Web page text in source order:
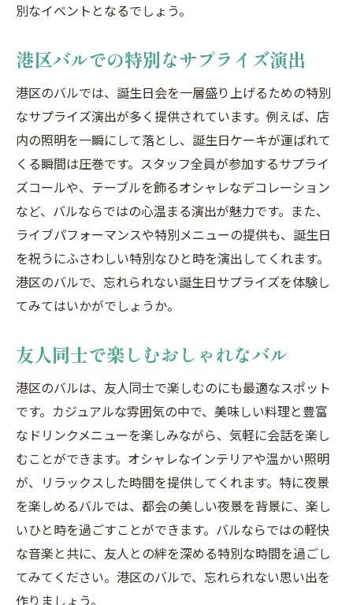
別なイベントとなるでしょう。
港区バルでの特別なサプライズ演出
港区のバルでは、誕生日会を一層盛り上げるための特別
なサプライズ演出が多く提供されています。例えば、店
内の照明を一瞬にして落とし、誕生日ケーキが運ばれて
くる瞬間は圧巻です。スタッフ全員が参加するサプライ
ズコールや、テーブルを飾るオシャレなデコレーション
など、バルならではの心温まる演出が魅力です。また、
ライブパフォーマンスや特別メニューの提供も、誕生日
を祝うにふさわしい特別なひと時を演出してくれます。
港区のバルで、忘れられない誕生日サプライズを体験し
てみてはいかがでしょうか。
友人同士で楽しむおしゃれなバル
港区のバルは、友人同士で楽しむのにも最適なスポット
です。カジュアルな雰囲気の中で、美味しい料理と豊富
なドリンクメニューを楽しみながら、気軽に会話を楽し
むことができます。オシャレなインテリアや温かい照明
が、リラックスした時間を提供してくれます。特に夜景
を楽しめるバルでは、都会の美しい夜景を背景に、楽し
いひと時を過ごすことができます。バルならではの軽快
な音楽と共に、友人との絆を深める特別な時間を過ごし
てみてください。港区のバルで、忘れられない思い出を
作りましょう。